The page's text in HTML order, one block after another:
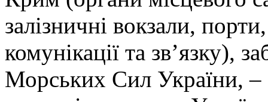
залізничні вокзали,
комунікації та зв’язку),
Морських Сил України, –